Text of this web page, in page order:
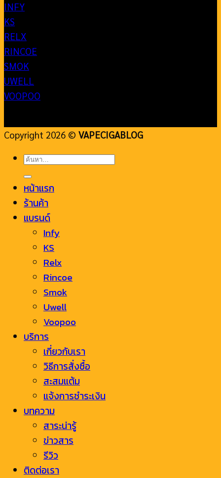
INFY
KS
RELX
RINCOE
SMOK
UWELL
VOOPOO
Copyright 2026 © VAPECIGABLOG
ค้นหา:
หน้าแรก
ร้านค้า
แบรนด์
Infy
KS
Relx
Rincoe
Smok
Uwell
Voopoo
บริการ
เกี่ยวกับเรา
วิธีการสั่งซื้อ
สะสมแต้ม
แจ้งการชำระเงิน
บทความ
สาระน่ารู้
ข่าวสาร
รีวิว
ติดต่อเรา